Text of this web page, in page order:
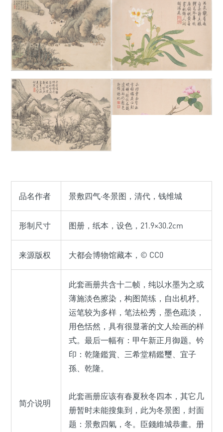
品名作者 景敷四气·冬景图，清代，钱维城
形制尺寸 图册，纸本，设色，21.9×30.2cm
来源版权 大都会博物馆藏本，© CC0
简介说明
此套画册共含十二帧，纯以水墨为之或
薄施淡色擦染，构图简练，自出机杼。
运笔较为多样，笔法松秀，墨色疏淡，
用色恬然，具有很显著的文人绘画的样
式。最后一幅有：甲午新正月御题。钤
印：乾隆鑑賞、三希堂精鑑璽、宜子
孫、乾隆。
此套画册应该有春夏秋冬四本，其它几
册暂时未能搜集到，此为冬景图，封面
题：景敷四氣，冬。臣錢維城恭畫。册